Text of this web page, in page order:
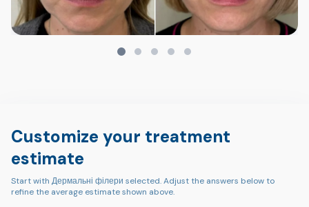
Customize your treatment
estimate
Start with Дермальні філери selected. Adjust the answers below to
refine the average estimate shown above.